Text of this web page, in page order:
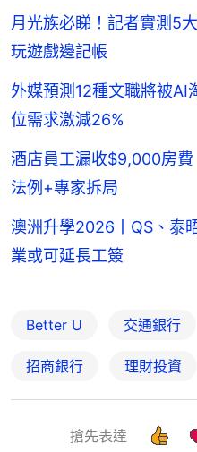
月光族必睇！記者實測5
玩遊戲邊記帳
外媒預測12種文職將被
位需求激減26%
酒店員工漏收$9,000房
法例+專家拆局
澳洲升學2026丨QS、泰
業或可延長工簽
Better U 交通銀行
招商銀行 理財投資
搶先表達